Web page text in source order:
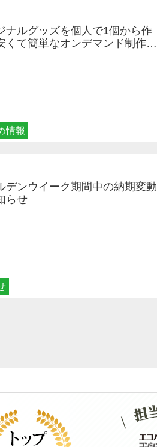
情報
ナルグッズを個人で1個から作
くて簡単なオンデマンド制作の
デンウイーク期間中の納期変動
らせ